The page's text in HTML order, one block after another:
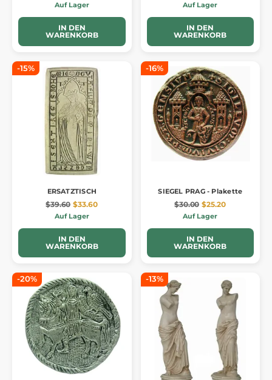
Auf Lager
IN DEN
WARENKORB
Auf Lager
IN DEN
WARENKORB
-15%
ERSATZTISCH
$39.60 $33.60
Auf Lager
IN DEN
WARENKORB
-16%
SIEGEL PRAG - Plakette
$30.00 $25.20
Auf Lager
IN DEN
WARENKORB
-20% -13%